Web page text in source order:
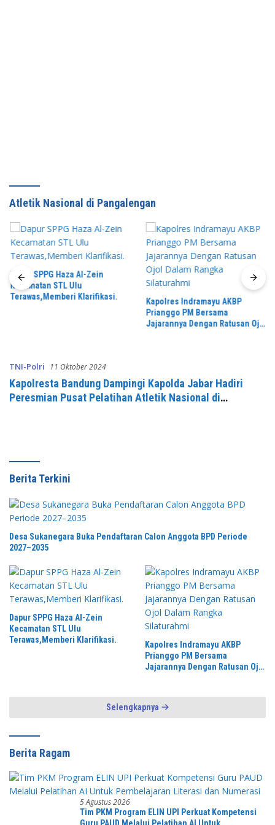
Atletik Nasional di Pangalengan
Dapur SPPG Haza Al-Zein
Kecamatan STL Ulu
Terawas,Memberi Klarifikasi.
Kapolres Indramayu AKBP
Prianggo PM Bersama
Jajarannya Dengan Ratusan Ojol
TNI-Polri 11 Oktober 2024
Kapolresta Bandung Dampingi Kapolda Jabar Hadiri
Peresmian Pusat Pelatihan Atletik Nasional di
Berita Terkini
Desa Sukanegara Buka Pendaftaran Calon Anggota BPD Periode
2027–2035
Dapur SPPG Haza Al-Zein
Kecamatan STL Ulu
Terawas,Memberi Klarifikasi.
Kapolres Indramayu AKBP
Prianggo PM Bersama
Jajarannya Dengan Ratusan Ojol
Selengkapnya
Berita Ragam
5 Agustus 2026
Tim PKM Program ELIN UPI Perkuat Kompetensi